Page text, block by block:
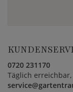
0720 231170
Täglich